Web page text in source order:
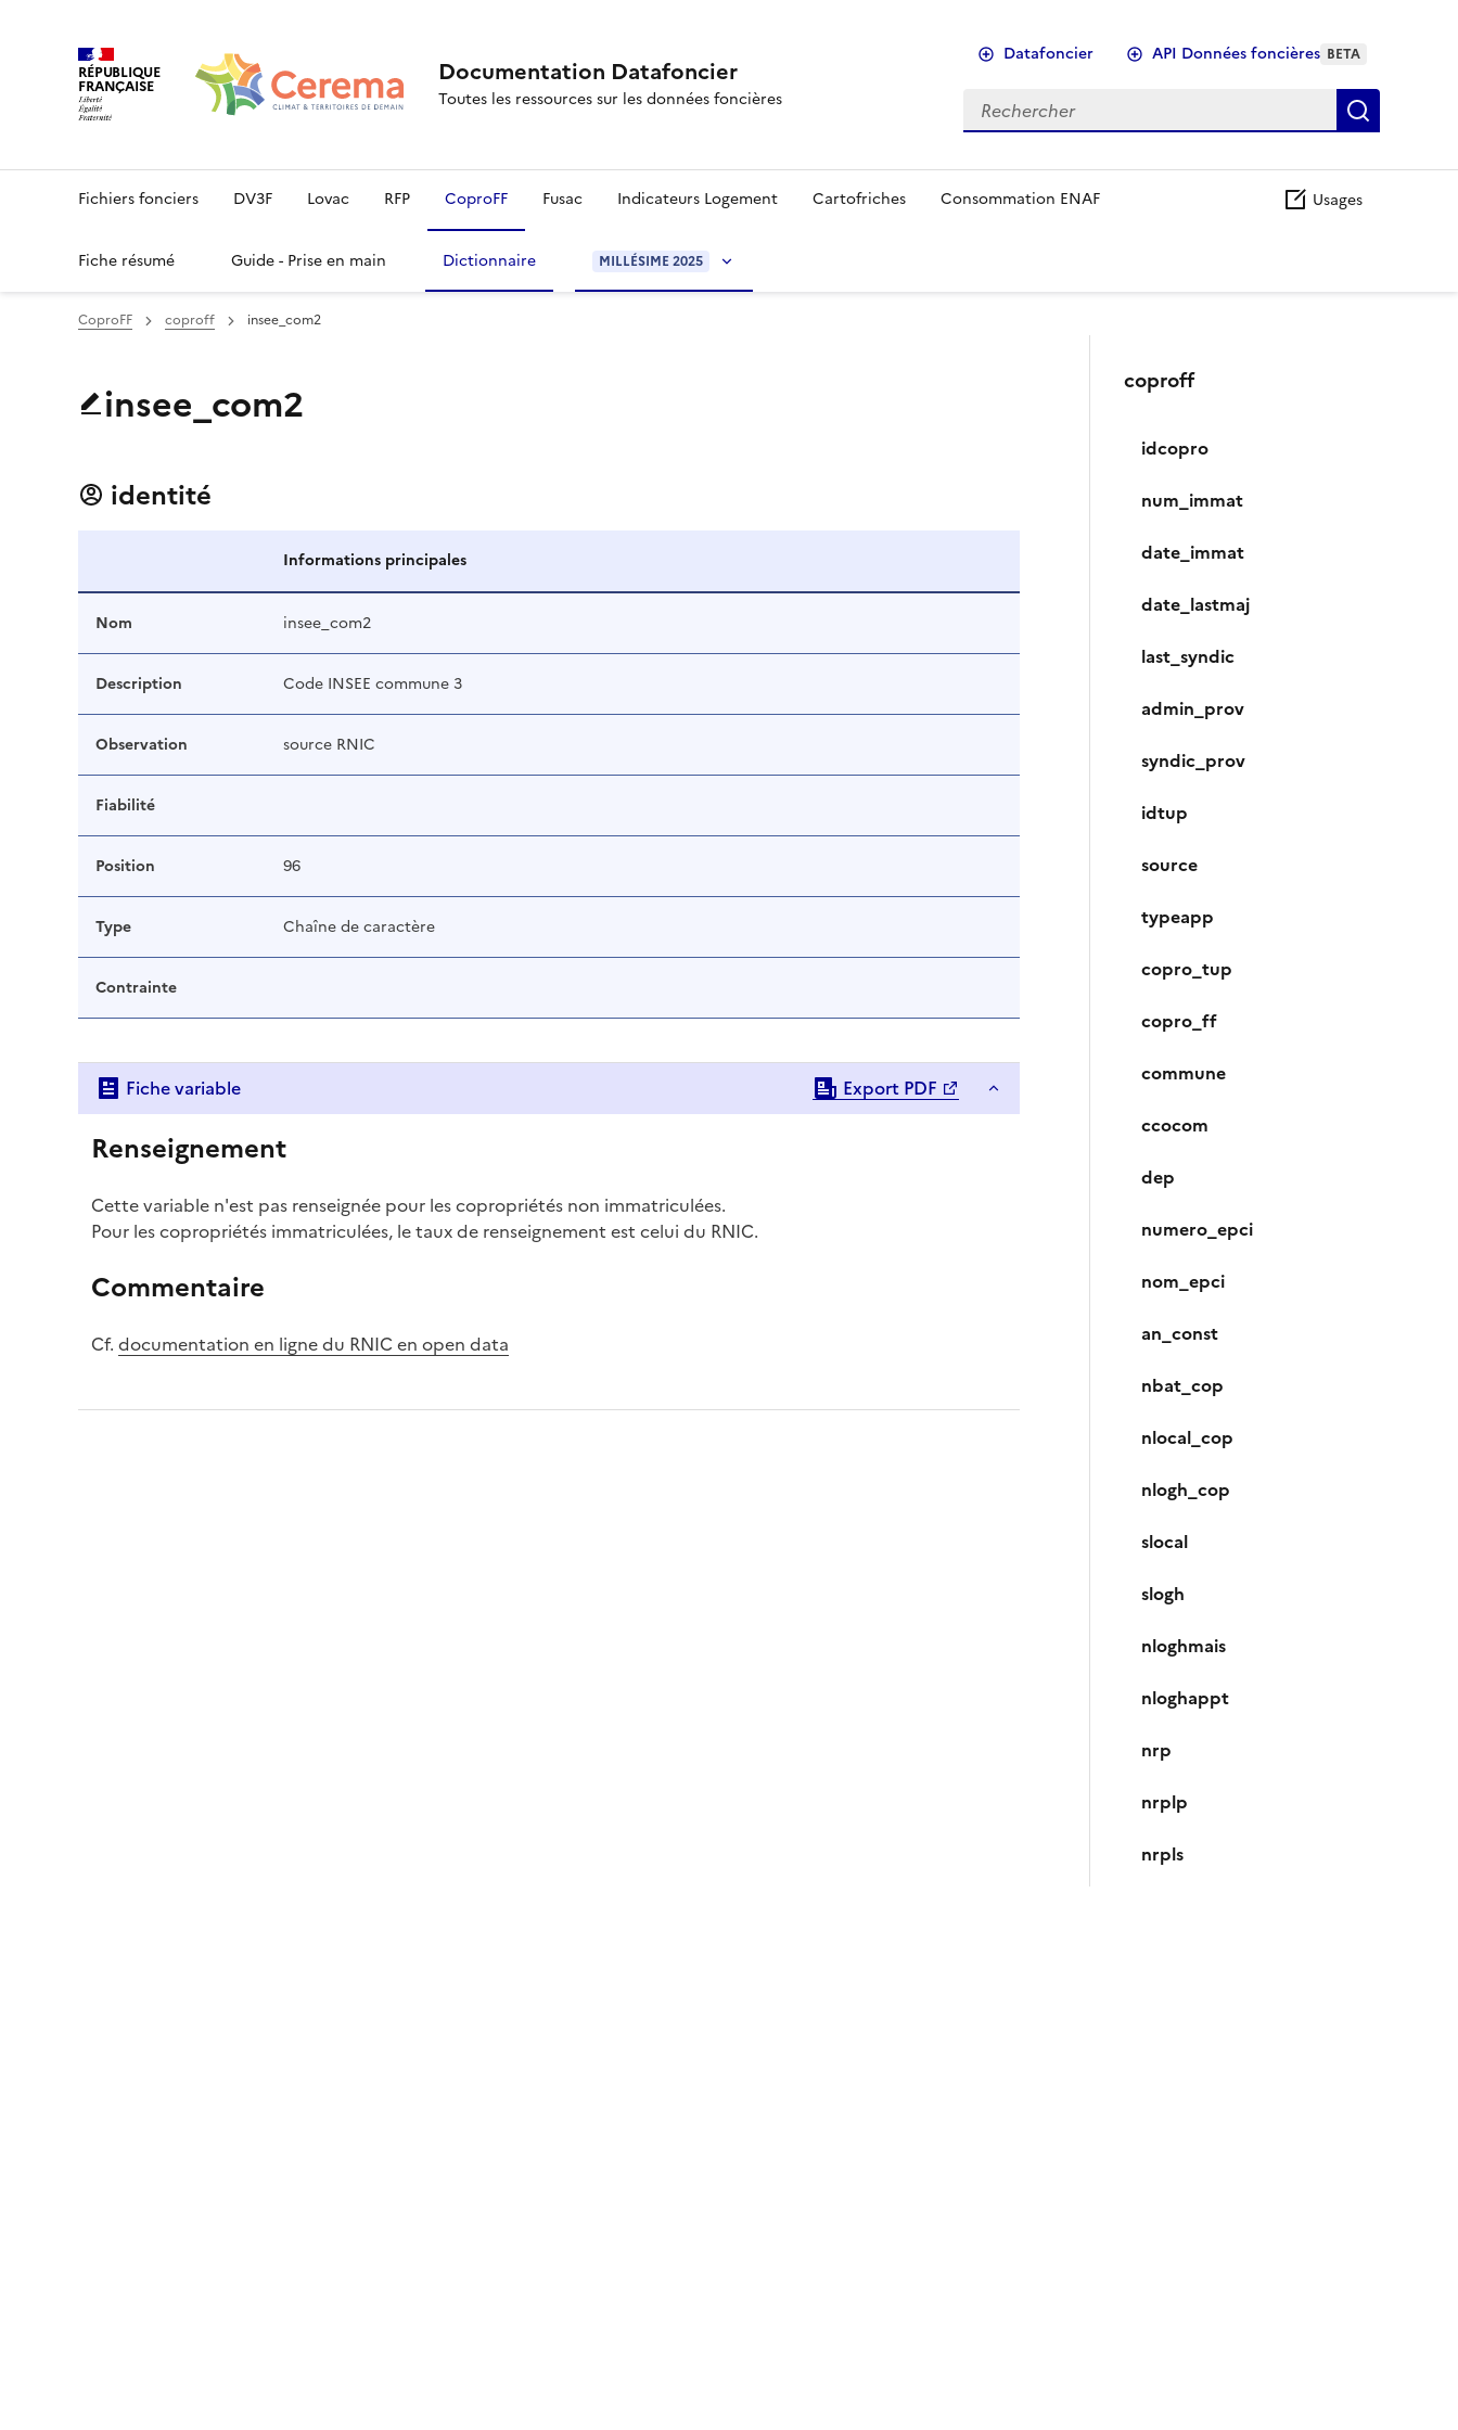
RÉPUBLIQUE
FRANÇAISE Documentation Datafoncier
Toutes les ressources sur les données foncières
Datafoncier API Données foncières BETA
Rechercher
Fichiers fonciers DV3F Lovac RFP CoproFF Fusac Indicateurs Logement Cartofriches Consommation ENAF Usages
Fiche résumé Guide - Prise en main Dictionnaire MILLÉSIME 2025
CoproFF coproff insee_com2
insee_com2
identité
Informations principales
Nom insee_com2
Description Code INSEE commune 3
Observation source RNIC
Fiabilité
Position 96
Type Chaîne de caractère
Contrainte
Fiche variable Export PDF
Renseignement
Cette variable n'est pas renseignée pour les copropriétés non immatriculées.
Pour les copropriétés immatriculées, le taux de renseignement est celui du RNIC.
Commentaire
Cf. documentation en ligne du RNIC en open data
coproff
idcopro
num_immat
date_immat
date_lastmaj
last_syndic
admin_prov
syndic_prov
idtup
source
typeapp
copro_tup
copro_ff
commune
ccocom
dep
numero_epci
nom_epci
an_const
nbat_cop
nlocal_cop
nlogh_cop
slocal
slogh
nloghmais
nloghappt
nrp
nrplp
nrpls